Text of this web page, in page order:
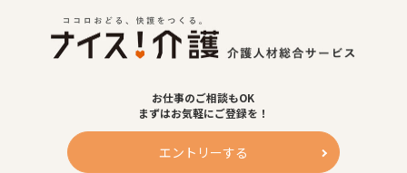
お仕事のご相談もOK
まずはお気軽にご登録を！
エントリーする